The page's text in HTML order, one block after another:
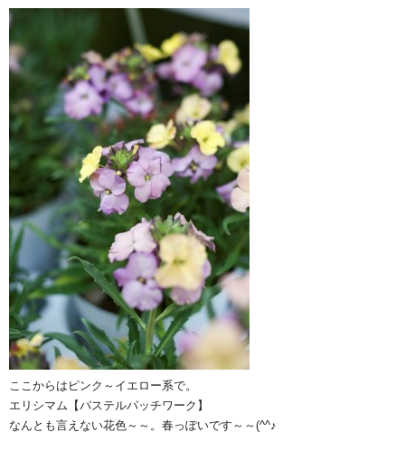
ここからはピンク～イエロー系で。
エリシマム【パステルパッチワーク】
なんとも言えない花色～～。春っぽいです～～(^^♪